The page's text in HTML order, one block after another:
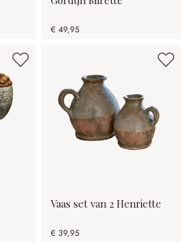
€ 49,95
Vaas set van 2 Henriette
€ 39,95